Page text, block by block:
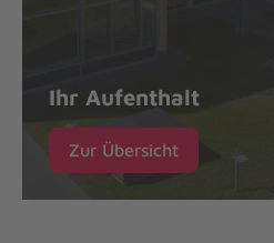
Ihr Aufenthalt
Zur Übersicht